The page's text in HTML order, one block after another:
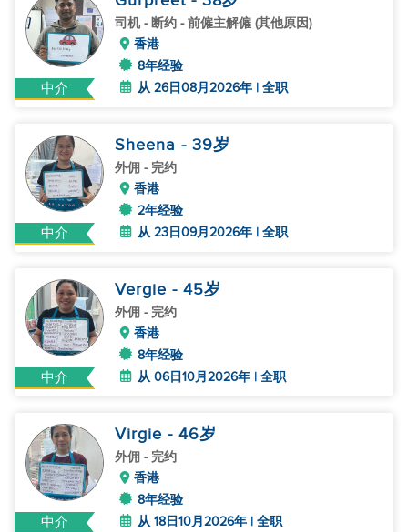
中介
司机- 断约 - 前僱主解僱 (其他原因)
香港
8年经验
从 26日08月2026年 | 全职
中介
Sheena - 39岁
外佣 - 完约
香港
2年经验
从 23日09月2026年 | 全职
中介
Vergie - 45岁
外佣 - 完约
香港
8年经验
从 06日10月2026年 | 全职
中介
Virgie - 46岁
外佣 - 完约
香港
8年经验
从 18日10月2026年 | 全职